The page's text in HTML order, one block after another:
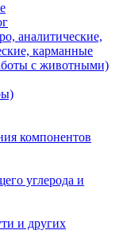
аналитические,
карманные
с животными)
компонентов
углерода и
и других